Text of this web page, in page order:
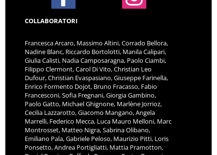
COLLABORATORI
Francesca Arcaro, Massimo Altini, Corrado Bellora,
Nadine Blanc, Riccardo Bortolotti, Manila Calipari,
Giulia Calisti, Nadia Camposaragna, Paolo Ciambi,
Filippo Clermont, Carol Di Vito, Christian Leo
Dufour, Christian Evaspasiano, Giuseppe Farinella,
Enrico Formento Dojot, Bruno Fracasso, Fabio
Francesconi, Sofia Fregnani, Giorgia Gambino,
Paolo Gatto, Michael Ghignone, Marlène Jorrioz,
Cecilia Lazzarotto, Giacomo Mangano, Angela
Marrelli, Federico Mecca, Luca Mauro Melloni, Marc
Montrosset, Matteo Nigra, Sabrina Olibano,
Emiliano Pala, Gabriele Peloso, Maurizio Pitti, Loris
Ponsetto, Andrea Portigliatti, Mattia Pramotton,